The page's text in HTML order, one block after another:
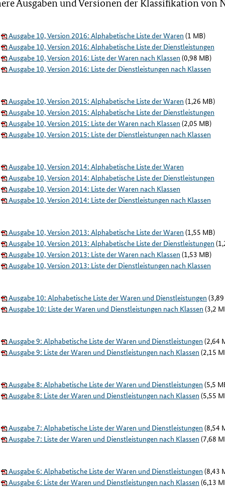
Ausgaben und Versionen der Klassifikation von
Ausgabe 10, Version 2016: Alphabetische Liste der Waren (1 MB)
Ausgabe 10, Version 2016: Alphabetische Liste der Dienstleistungen
Ausgabe 10, Version 2016: Liste der Waren nach Klassen (0,98 MB)
Ausgabe 10, Version 2016: Liste der Dienstleistungen nach Klassen
Ausgabe 10, Version 2015: Alphabetische Liste der Waren (1,26 MB)
Ausgabe 10, Version 2015: Alphabetische Liste der Dienstleistungen
Ausgabe 10, Version 2015: Liste der Waren nach Klassen (2,05 MB)
Ausgabe 10, Version 2015: Liste der Dienstleistungen nach Klassen
Ausgabe 10, Version 2014: Alphabetische Liste der Waren
Ausgabe 10, Version 2014: Alphabetische Liste der Dienstleistungen
Ausgabe 10, Version 2014: Liste der Waren nach Klassen
Ausgabe 10, Version 2014: Liste der Dienstleistungen nach Klassen
Ausgabe 10, Version 2013: Alphabetische Liste der Waren (1,55 MB)
Ausgabe 10, Version 2013: Alphabetische Liste der Dienstleistungen
Ausgabe 10, Version 2013: Liste der Waren nach Klassen (1,53 MB)
Ausgabe 10, Version 2013: Liste der Dienstleistungen nach Klassen
Ausgabe 10: Alphabetische Liste der Waren und Dienstleistungen
Ausgabe 10: Liste der Waren und Dienstleistungen nach Klassen (3,2
Ausgabe 9: Alphabetische Liste der Waren und Dienstleistungen (2,64
Ausgabe 9: Liste der Waren und Dienstleistungen nach Klassen (2,15
Ausgabe 8: Alphabetische Liste der Waren und Dienstleistungen (5,5
Ausgabe 8: Liste der Waren und Dienstleistungen nach Klassen (5,55
Ausgabe 7: Alphabetische Liste der Waren und Dienstleistungen (8,54
Ausgabe 7: Liste der Waren und Dienstleistungen nach Klassen (7,68
Ausgabe 6: Alphabetische Liste der Waren und Dienstleistungen (8,43
Ausgabe 6: Liste der Waren und Dienstleistungen nach Klassen (6,13